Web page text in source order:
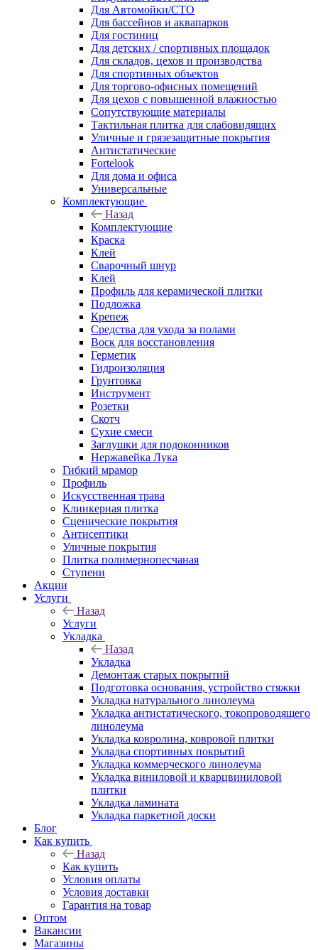
Для Автомойки/СТО
Для бассейнов и аквапарков
Для гостиниц
Для детских / спортивных площадок
Для складов, цехов и производства
Для спортивных объектов
Для торгово-офисных помещений
Для цехов с повышенной влажностью
Сопутствующие материалы
Тактильная плитка для слабовидящих
Уличные и грязезащитные покрытия
Антистатические
Fortelook
Для дома и офиса
Универсальные
Комплектующие
Назад
Комплектующие
Краска
Клей
Сварочный шнур
Клей
Профиль для керамической плитки
Подложка
Крепеж
Средства для ухода за полами
Воск для восстановления
Герметик
Гидроизоляция
Грунтовка
Инструмент
Розетки
Скотч
Сухие смеси
Заглушки для подоконников
Нержавейка Лука
Гибкий мрамор
Профиль
Искусственная трава
Клинкерная плитка
Сценические покрытия
Антисептики
Уличные покрытия
Плитка полимернопесчаная
Ступени
Акции
Услуги
Назад
Услуги
Укладка
Назад
Укладка
Демонтаж старых покрытий
Подготовка основания, устройство стяжки
Укладка натурального линолеума
Укладка антистатического, токопроводящего
линолеума
Укладка ковролина, ковровой плитки
Укладка спортивных покрытий
Укладка коммерческого линолеума
Укладка виниловой и кварцвиниловой
плитки
Укладка ламината
Укладка паркетной доски
Блог
Как купить
Назад
Как купить
Условия оплаты
Условия доставки
Гарантия на товар
Оптом
Вакансии
Магазины